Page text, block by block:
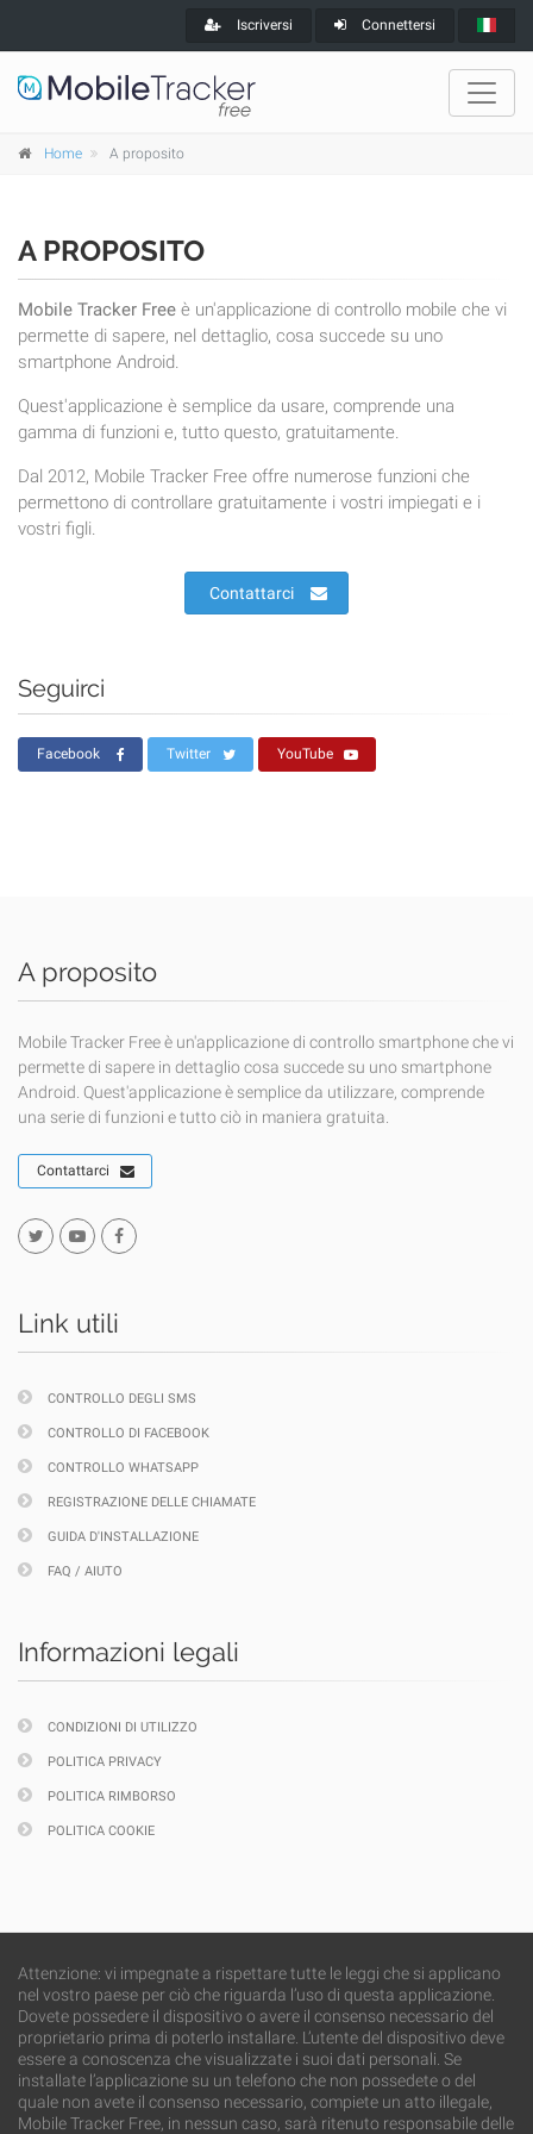
Iscriversi Connettersi
Home A proposito
A PROPOSITO
Mobile Tracker Free è un'applicazione di controllo mobile che vi
permette di sapere, nel dettaglio, cosa succede su uno
smartphone Android.
Quest'applicazione è semplice da usare, comprende una
gamma di funzioni e, tutto questo, gratuitamente.
Dal 2012, Mobile Tracker Free offre numerose funzioni che
permettono di controllare gratuitamente i vostri impiegati e i
vostri figli.
Contattarci
Seguirci
Facebook Twitter YouTube
A proposito
Mobile Tracker Free è un'applicazione di controllo smartphone che vi
permette di sapere in dettaglio cosa succede su uno smartphone
Android. Quest'applicazione è semplice da utilizzare, comprende
una serie di funzioni e tutto ciò in maniera gratuita.
Contattarci
Link utili
CONTROLLO DEGLI SMS
CONTROLLO DI FACEBOOK
CONTROLLO WHATSAPP
REGISTRAZIONE DELLE CHIAMATE
GUIDA D'INSTALLAZIONE
FAQ / AIUTO
Informazioni legali
CONDIZIONI DI UTILIZZO
POLITICA PRIVACY
POLITICA RIMBORSO
POLITICA COOKIE
Attenzione: vi impegnate a rispettare tutte le leggi che si applicano
nel vostro paese per ciò che riguarda l’uso di questa applicazione.
Dovete possedere il dispositivo o avere il consenso necessario del
proprietario prima di poterlo installare. L’utente del dispositivo deve
essere a conoscenza che visualizzate i suoi dati personali. Se
installate l’applicazione su un telefono che non possedete o del
quale non avete il consenso necessario, compiete un atto illegale,
Mobile Tracker Free, in nessun caso, sarà ritenuto responsabile delle